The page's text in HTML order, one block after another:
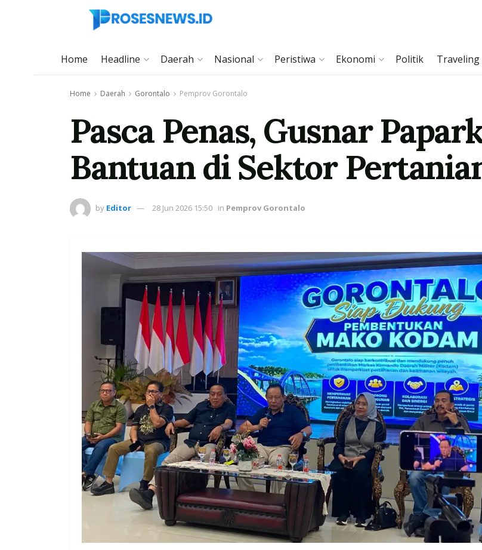
Home Headline Daerah Nasional Peristiwa Ekonomi Politik Traveling
Home Daerah Gorontalo Pemprov Gorontalo
Pasca Penas, Gusnar
Bantuan di Sektor
by Editor 28 Jun 2026 15:50 in Pemprov Gorontalo